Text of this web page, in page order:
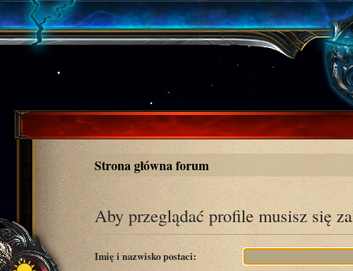
Strona główna forum
Aby przeglądać profile musisz się
Imię i nazwisko postaci: